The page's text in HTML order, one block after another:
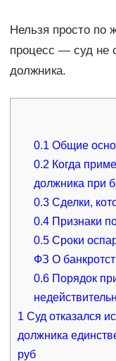
Нельзя просто по
процесс — суд не
должника.
0.1 Общие
0.2 Когда
должника при
0.3 Сделки,
0.4 Признаки
0.5 Сроки
ФЗ О
0.6 Порядок
1 Суд отказался
должника
руб